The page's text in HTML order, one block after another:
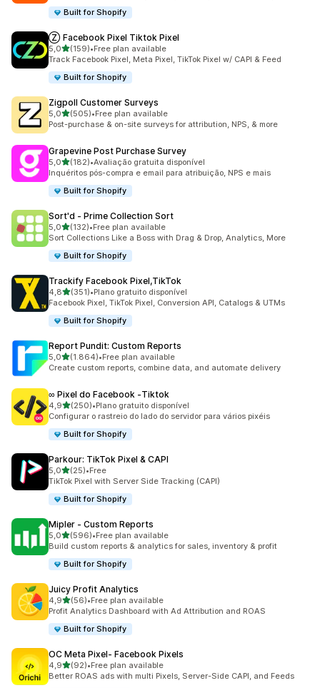
Built for Shopify
Ⓩ Facebook Pixel Tiktok Pixel
5,0de 5 estrelas
(159)
159 total de avaliações
•Free plan available
Track Facebook Pixel, Meta Pixel, TikTok Pixel w/ CAPI & Feed
Built for Shopify
Zigpoll Customer Surveys
5,0de 5 estrelas
(505)
505 total de avaliações
•Free plan available
Post-purchase & on-site surveys for attribution, NPS, & more
Grapevine Post Purchase Survey
5,0de 5 estrelas
(182)
182 total de avaliações
•Avaliação gratuita disponível
Inquéritos pós-compra e email para atribuição, NPS e mais
Built for Shopify
Sort'd ‑ Prime Collection Sort
5,0de 5 estrelas
(132)
132 total de avaliações
•Free plan available
Sort Collections Like a Boss with Drag & Drop, Analytics, More
Built for Shopify
Trackify Facebook Pixel,TikTok
4,8de 5 estrelas
(351)
351 total de avaliações
•Plano gratuito disponível
Facebook Pixel, TikTok Pixel, Conversion API, Catalogs & UTMs
Built for Shopify
Report Pundit: Custom Reports
5,0de 5 estrelas
(1.864)
1864 total de avaliações
•Free plan available
Create custom reports, combine data, and automate delivery
∞ Pixel do Facebook ‑Tiktok
4,9de 5 estrelas
(250)
250 total de avaliações
•Plano gratuito disponível
Configurar o rastreio do lado do servidor para vários pixéis
Built for Shopify
Parkour: TikTok Pixel & CAPI
5,0de 5 estrelas
(25)
25 total de avaliações
•Free
TikTok Pixel with Server Side Tracking (CAPI)
Built for Shopify
Mipler ‑ Custom Reports
5,0de 5 estrelas
(596)
596 total de avaliações
•Free plan available
Build custom reports & analytics for sales, inventory & profit
Built for Shopify
Juicy Profit Analytics
4,9de 5 estrelas
(56)
56 total de avaliações
•Free plan available
Profit Analytics Dashboard with Ad Attribution and ROAS
Built for Shopify
OC Meta Pixel‑ Facebook Pixels
4,9de 5 estrelas
(92)
92 total de avaliações
•Free plan available
Better ROAS ads with multi Pixels, Server-Side CAPI, and Feeds